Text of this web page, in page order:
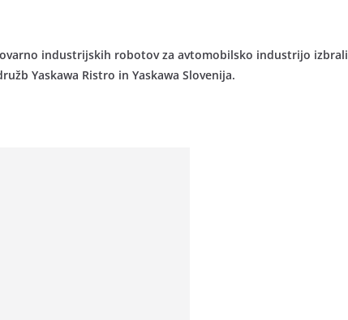
industrijskih robotov za avtomobilsko industrijo izbrali
Yaskawa Ristro in Yaskawa Slovenija.